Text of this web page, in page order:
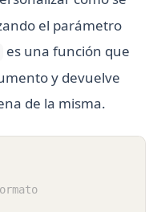
el parámetro
es una función que
y devuelve
de la misma.